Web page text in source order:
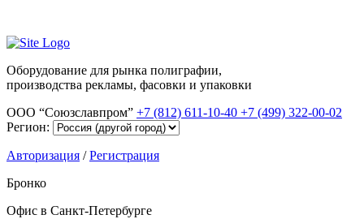
Оборудование для рынка полиграфии,
производства рекламы, фасовки и упаковки
ООО “Союзславпром” +7 (812) 611-10-40 +7 (499) 322-00-02
Регион:
Авторизация /Регистрация
Бронко
Офис в Санкт-Петербурге